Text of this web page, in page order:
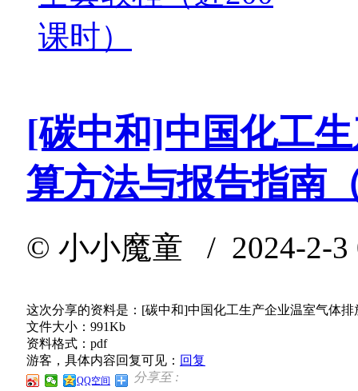
课时）
[碳中和]中国化工
算方法与报告指南
© 小小魔童 / 2024-2-
这次分享的资料是：[碳中和]中国化工生产企业温室气体
文件大小：991Kb
资料格式：pdf
游客，具体内容回复可见： 回复
分享至 :
QQ空间